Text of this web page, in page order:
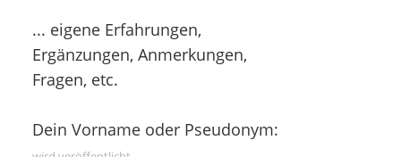
... eigene Erfahrungen,
Ergänzungen, Anmerkungen,
Fragen, etc.
Dein Vorname oder Pseudonym: